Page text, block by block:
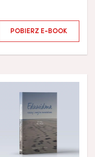
POBIERZ E-BOOK